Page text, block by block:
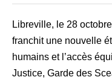
Libreville, le 28
franchit une nouvelle
humains et l’accès
Justice, Garde des